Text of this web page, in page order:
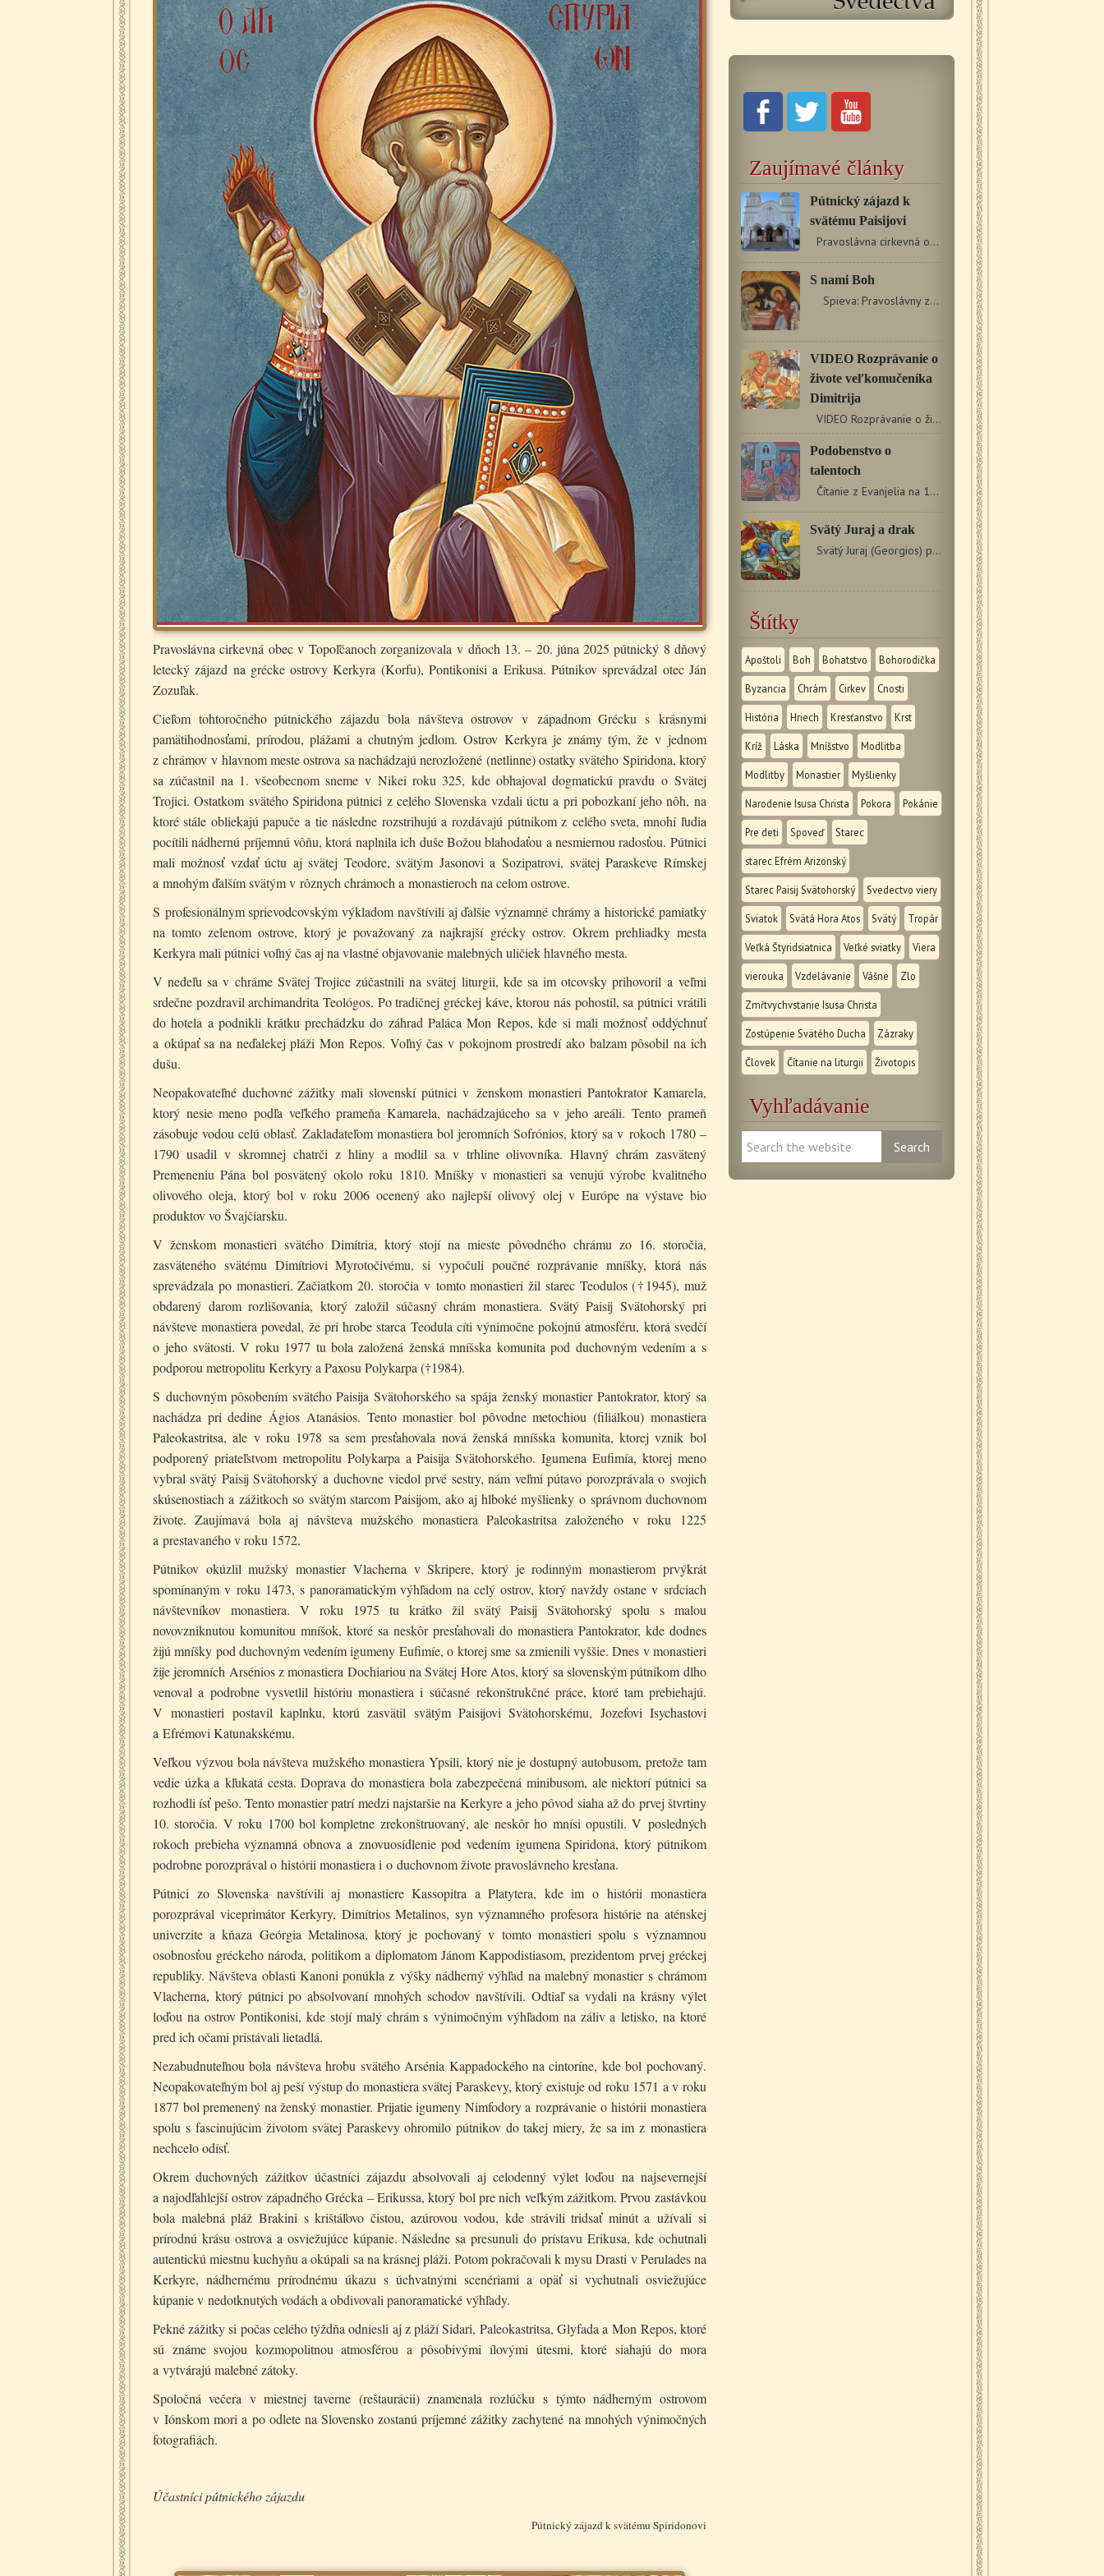
Pravoslávna cirkevná obec v Topoľčanoch zorganizovala v dňoch 13. – 20. júna 2025 pútnický 8 dňový
letecký zájazd na grécke ostrovy Kerkyra (Korfu), Pontikonisi a Erikusa. Pútnikov sprevádzal otec Ján
Zozuľak.
Cieľom tohtoročného pútnického zájazdu bola návšteva ostrovov v západnom Grécku s krásnymi
pamätihodnosťami, prírodou, plážami a chutným jedlom. Ostrov Kerkyra je známy tým, že v jednom
z chrámov v hlavnom meste ostrova sa nachádzajú nerozložené (netlinne) ostatky svätého Spiridona, ktorý
sa zúčastnil na 1. všeobecnom sneme v Nikei roku 325, kde obhajoval dogmatickú pravdu o Svätej
Trojici. Ostatkom svätého Spiridona pútnici z celého Slovenska vzdali úctu a pri pobozkaní jeho nôh, na
ktoré stále obliekajú papuče a tie následne rozstrihujú a rozdávajú pútnikom z celého sveta, mnohí ľudia
pocítili nádhernú príjemnú vôňu, ktorá naplnila ich duše Božou blahodaťou a nesmiernou radosťou. Pútnici
mali možnosť vzdať úctu aj svätej Teodore, svätým Jasonovi a Sozipatrovi, svätej Paraskeve Rímskej
a mnohým ďalším svätým v rôznych chrámoch a monastieroch na celom ostrove.
S profesionálnym sprievodcovským výkladom navštívili aj ďalšie významné chrámy a historické pamiatky
na tomto zelenom ostrove, ktorý je považovaný za najkrajší grécky ostrov. Okrem prehliadky mesta
Kerkyra mali pútnici voľný čas aj na vlastné objavovanie malebných uličiek hlavného mesta.
V nedeľu sa v chráme Svätej Trojice zúčastnili na svätej liturgii, kde sa im otcovsky prihovoril a veľmi
srdečne pozdravil archimandrita Teológos. Po tradičnej gréckej káve, ktorou nás pohostil, sa pútnici vrátili
do hotela a podnikli krátku prechádzku do záhrad Paláca Mon Repos, kde si mali možnosť oddýchnuť
a okúpať sa na neďalekej pláži Mon Repos. Voľný čas v pokojnom prostredí ako balzam pôsobil na ich
dušu.
Neopakovateľné duchovné zážitky mali slovenskí pútnici v ženskom monastieri Pantokrator Kamarela,
ktorý nesie meno podľa veľkého prameňa Kamarela, nachádzajúceho sa v jeho areáli. Tento prameň
zásobuje vodou celú oblasť. Zakladateľom monastiera bol jeromních Sofrónios, ktorý sa v rokoch 1780 –
1790 usadil v skromnej chatrči z hliny a modlil sa v trhline olivovníka. Hlavný chrám zasvätený
Premeneniu Pána bol posvätený okolo roku 1810. Mníšky v monastieri sa venujú výrobe kvalitného
olivového oleja, ktorý bol v roku 2006 ocenený ako najlepší olivový olej v Európe na výstave bio
produktov vo Švajčiarsku.
V ženskom monastieri svätého Dimítria, ktorý stojí na mieste pôvodného chrámu zo 16. storočia,
zasväteného svätému Dimítriovi Myrotočivému, si vypočuli poučné rozprávanie mníšky, ktorá nás
sprevádzala po monastieri. Začiatkom 20. storočia v tomto monastieri žil starec Teodulos (†1945), muž
obdarený darom rozlišovania, ktorý založil súčasný chrám monastiera. Svätý Paisij Svätohorský pri
návšteve monastiera povedal, že pri hrobe starca Teodula cíti výnimočne pokojnú atmosféru, ktorá svedčí
o jeho svätosti. V roku 1977 tu bola založená ženská mníšska komunita pod duchovným vedením a s
podporou metropolitu Kerkyry a Paxosu Polykarpa (†1984).
S duchovným pôsobením svätého Paisija Svätohorského sa spája ženský monastier Pantokrator, ktorý sa
nachádza pri dedine Ágios Atanásios. Tento monastier bol pôvodne metochiou (filiálkou) monastiera
Paleokastritsa, ale v roku 1978 sa sem presťahovala nová ženská mníšska komunita, ktorej vznik bol
podporený priateľstvom metropolitu Polykarpa a Paisija Svätohorského. Igumena Eufimía, ktorej meno
vybral svätý Paisij Svätohorský a duchovne viedol prvé sestry, nám veľmi pútavo porozprávala o svojich
skúsenostiach a zážitkoch so svätým starcom Paisijom, ako aj hlboké myšlienky o správnom duchovnom
živote. Zaujímavá bola aj návšteva mužského monastiera Paleokastritsa založeného v roku 1225
a prestavaného v roku 1572.
Pútnikov okúzlil mužský monastier Vlacherna v Skripere, ktorý je rodinným monastierom prvýkrát
spomínaným v roku 1473, s panoramatickým výhľadom na celý ostrov, ktorý navždy ostane v srdciach
návštevníkov monastiera. V roku 1975 tu krátko žil svätý Paisij Svätohorský spolu s malou
novovzniknutou komunitou mníšok, ktoré sa neskôr presťahovali do monastiera Pantokrator, kde dodnes
žijú mníšky pod duchovným vedením igumeny Eufimíe, o ktorej sme sa zmienili vyššie. Dnes v monastieri
žije jeromních Arsénios z monastiera Dochiariou na Svätej Hore Atos, ktorý sa slovenským pútnikom dlho
venoval a podrobne vysvetlil históriu monastiera i súčasné rekonštrukčné práce, ktoré tam prebiehajú.
V monastieri postavil kaplnku, ktorú zasvätil svätým Paisijovi Svätohorskému, Jozefovi Isychastovi
a Efrémovi Katunakskému.
Veľkou výzvou bola návšteva mužského monastiera Ypsili, ktorý nie je dostupný autobusom, pretože tam
vedie úzka a kľukatá cesta. Doprava do monastiera bola zabezpečená minibusom, ale niektorí pútnici sa
rozhodli ísť pešo. Tento monastier patrí medzi najstaršie na Kerkyre a jeho pôvod siaha až do prvej štvrtiny
10. storočia. V roku 1700 bol kompletne zrekonštruovaný, ale neskôr ho mnísi opustili. V posledných
rokoch prebieha významná obnova a znovuosídlenie pod vedením igumena Spiridona, ktorý pútnikom
podrobne porozprával o histórii monastiera i o duchovnom živote pravoslávneho kresťana.
Pútnici zo Slovenska navštívili aj monastiere Kassopitra a Platytera, kde im o histórii monastiera
porozprával viceprimátor Kerkyry, Dimítrios Metalinos, syn významného profesora histórie na aténskej
univerzite a kňaza Geórgia Metalinosa, ktorý je pochovaný v tomto monastieri spolu s významnou
osobnosťou gréckeho národa, politikom a diplomatom Jánom Kappodistiasom, prezidentom prvej gréckej
republiky. Návšteva oblasti Kanoni ponúkla z výšky nádherný výhľad na malebný monastier s chrámom
Vlacherna, ktorý pútnici po absolvovaní mnohých schodov navštívili. Odtiaľ sa vydali na krásny výlet
loďou na ostrov Pontikonisi, kde stojí malý chrám s výnimočným výhľadom na záliv a letisko, na ktoré
pred ich očami pristávali lietadlá.
Nezabudnuteľnou bola návšteva hrobu svätého Arsénia Kappadockého na cintoríne, kde bol pochovaný.
Neopakovateľným bol aj peší výstup do monastiera svätej Paraskevy, ktorý existuje od roku 1571 a v roku
1877 bol premenený na ženský monastier. Prijatie igumeny Nimfodory a rozprávanie o histórii monastiera
spolu s fascinujúcim životom svätej Paraskevy ohromilo pútnikov do takej miery, že sa im z monastiera
nechcelo odísť.
Okrem duchovných zážitkov účastníci zájazdu absolvovali aj celodenný výlet loďou na najsevernejší
a najodľahlejší ostrov západného Grécka – Erikussa, ktorý bol pre nich veľkým zážitkom. Prvou zastávkou
bola malebná pláž Brakini s krištáľovo čistou, azúrovou vodou, kde strávili tridsať minút a užívali si
prírodnú krásu ostrova a osviežujúce kúpanie. Následne sa presunuli do prístavu Erikusa, kde ochutnali
autentickú miestnu kuchyňu a okúpali sa na krásnej pláži. Potom pokračovali k mysu Drasti v Perulades na
Kerkyre, nádhernému prírodnému úkazu s úchvatnými scenériami a opäť si vychutnali osviežujúce
kúpanie v nedotknutých vodách a obdivovali panoramatické výhľady.
Pekné zážitky si počas celého týždňa odniesli aj z pláží Sidari, Paleokastritsa, Glyfada a Mon Repos, ktoré
sú známe svojou kozmopolitnou atmosférou a pôsobivými ílovými útesmi, ktoré siahajú do mora
a vytvárajú malebné zátoky.
Spoločná večera v miestnej taverne (reštaurácii) znamenala rozlúčku s týmto nádherným ostrovom
v Iónskom mori a po odlete na Slovensko zostanú príjemné zážitky zachytené na mnohých výnimočných
fotografiách.
Účastníci pútnického zájazdu
Pútnický zájazd k svätému Spiridonovi
Zaujímavé články
Pútnický zájazd k
svätému Paisijovi
Pravoslávna cirkevná obec v Topoľčanoch v dňoch 13.…
S nami Boh
Spieva: Pravoslávny zbor pri chráme svätých…
VIDEO Rozprávanie o
živote veľkomučeníka
Dimitrija
VIDEO Rozprávanie o živote veľkomučeníka Dimitrija
Podobenstvo o
talentoch
Čítanie z Evanjelia na 16. nedeľu Mt 25, 14 – 30…
Svätý Juraj a drak
Svätý Juraj (Georgios) pochádzal z bohatej kresťanskej…
Štítky
Apoštoli Boh Bohatstvo Bohorodička
Byzancia Chrám Cirkev Cnosti
História Hriech Kresťanstvo Krst
Kríž Láska Mníšstvo Modlitba
Modlitby Monastier Myšlienky
Narodenie Isusa Christa Pokora Pokánie
Pre deti Spoveď Starec
starec Efrém Arizonský
Starec Paisij Svätohorský Svedectvo viery
Sviatok Svätá Hora Atos Svätý Tropár
Veľká Štyridsiatnica Veľké sviatky Viera
vierouka Vzdelávanie Vášne Zlo
Zmŕtvychvstanie Isusa Christa
Zostúpenie Svätého Ducha Zázraky
Človek Čítanie na liturgii Životopis
Vyhľadávanie